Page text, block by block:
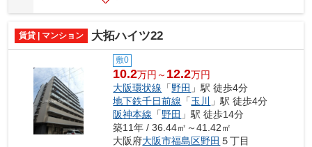
賃貸 | マンション 大拓ハイツ22
敷0
10.2万円～ 12.2万円
大阪環状線 「野田 」駅 徒歩4分
地下鉄千日前線 「玉川
」駅 徒歩4分
阪神本線 「野田 」駅 徒歩14分
築11年 / 36.44㎡～41.42㎡
大阪府大阪市福島区野田 ５丁目